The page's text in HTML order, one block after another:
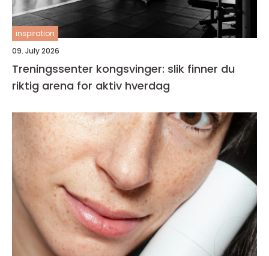
inspiration
09. July 2026
Treningssenter kongsvinger: slik finner du
riktig arena for aktiv hverdag